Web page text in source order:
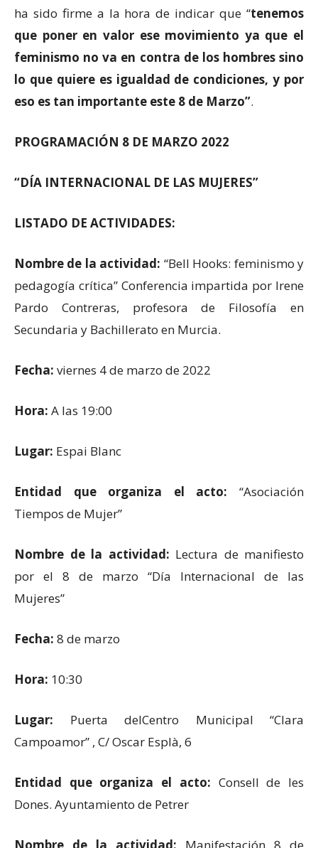
ha sido firme a la hora de indicar que “tenemos
que poner en valor ese movimiento ya que el
feminismo no va en contra de los hombres sino
lo que quiere es igualdad de condiciones, y por
eso es tan importante este 8 de Marzo”.
PROGRAMACIÓN 8 DE MARZO 2022
“DÍA INTERNACIONAL DE LAS MUJERES”
LISTADO DE ACTIVIDADES:
Nombre de la actividad: “Bell Hooks: feminismo y
pedagogía crítica” Conferencia impartida por Irene
Pardo Contreras, profesora de Filosofía en
Secundaria y Bachillerato en Murcia.
Fecha: viernes 4 de marzo de 2022
Hora: A las 19:00
Lugar: Espai Blanc
Entidad que organiza el acto: “Asociación
Tiempos de Mujer”
Nombre de la actividad: Lectura de manifiesto
por el 8 de marzo “Día Internacional de las
Mujeres”
Fecha: 8 de marzo
Hora: 10:30
Lugar: Puerta delCentro Municipal “Clara
Campoamor” , C/ Oscar Esplà, 6
Entidad que organiza el acto: Consell de les
Dones. Ayuntamiento de Petrer